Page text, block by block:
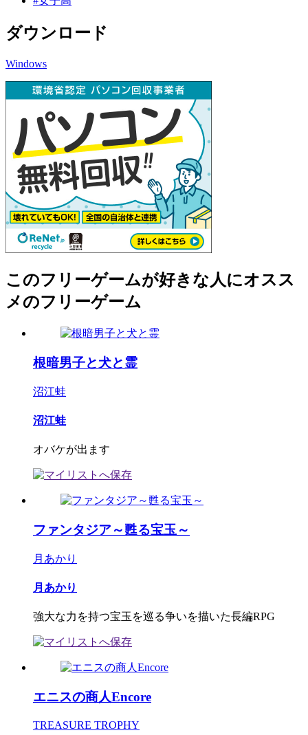
ダウンロード
Windows
このフリーゲームが好きな人にオスス
メのフリーゲーム
根暗男子と犬と霊
沼江蛙
沼江蛙
オバケが出ます
ファンタジア～甦る宝玉～
月あかり
月あかり
強大な力を持つ宝玉を巡る争いを描いた長編RPG
エニスの商人Encore
TREASURE TROPHY